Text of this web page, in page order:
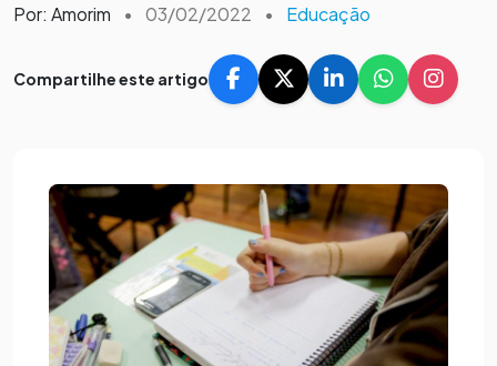
Por: Amorim • 03/02/2022 • Educação
Compartilhe este artigo